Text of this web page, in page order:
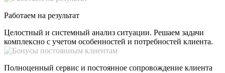
Работаем на результат
Целостный и системный анализ ситуации. Решаем задачи
комплексно с учетом особенностей и потребностей клиента.
Полноценный сервис и постоянное сопровождение клиента